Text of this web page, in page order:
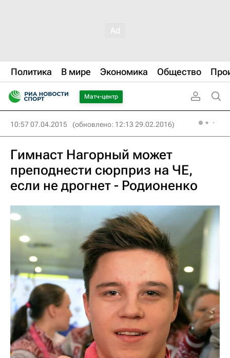
Политика В мире Экономика Общество
Матч-центр
10:57 07.04.2015 (обновлено: 12:13 29.02.2016)
Гимнаст Нагорный может
преподнести сюрприз на ЧЕ,
если не дрогнет - Родионенко